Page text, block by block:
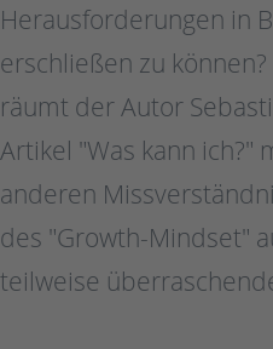
Herausforderungen in
erschließen zu
räumt der Autor
Artikel "Was kann
anderen
des "Growth-Mindset"
teilweise